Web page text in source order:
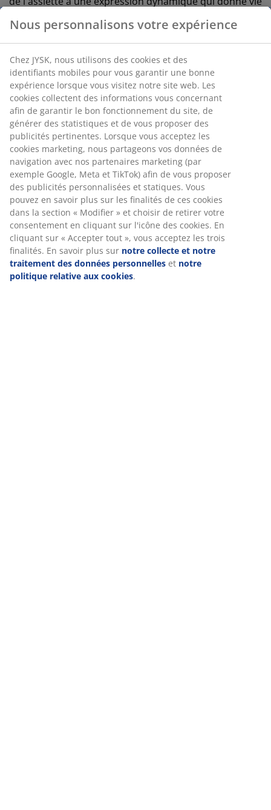
en deux tailles : Une version assiette plate (Ø 27 cm) et
une version assiette à dessert (Ø 21 cm).
Nous personnalisons votre expérience
Chez JYSK, nous utilisons des cookies et des
identifiants mobiles pour vous garantir une bonne
expérience lorsque vous visitez notre site web. Les
cookies collectent des informations vous concernant
afin de garantir le bon fonctionnement du site, de
générer des statistiques et de vous proposer des
publicités pertinentes. Lorsque vous acceptez les
cookies marketing, nous partageons vos données de
navigation avec nos partenaires marketing (par
exemple Google, Meta et TikTok) afin de vous proposer
des publicités personnalisées et statiques. Vous
pouvez en savoir plus sur les finalités de ces cookies
dans la section « Modifier » et choisir de retirer votre
consentement en cliquant sur l'icône des cookies. En
cliquant sur « Accepter tout », vous acceptez les trois
finalités. En savoir plus sur notre collecte et notre
traitement des données personnelles et notre
politique relative aux cookies.